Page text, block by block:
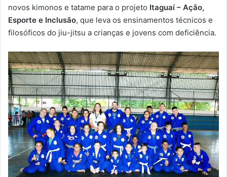
-
m
a
l
novos kimonos e tatame para o projeto Itaguaí – Ação,
Esporte e Inclusão, que leva os ensinamentos técnicos e
filosóficos do jiu-jitsu a crianças e jovens com deficiência.